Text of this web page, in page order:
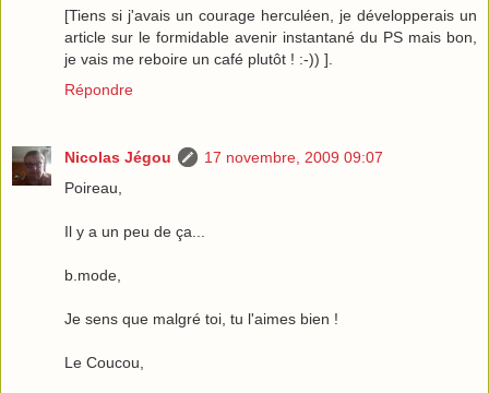
[Tiens si j'avais un courage herculéen, je développerais un
article sur le formidable avenir instantané du PS mais bon,
je vais me reboire un café plutôt ! :-)) ].
Répondre
Nicolas Jégou
17 novembre, 2009 09:07
Poireau,
Il y a un peu de ça...
b.mode,
Je sens que malgré toi, tu l'aimes bien !
Le Coucou,